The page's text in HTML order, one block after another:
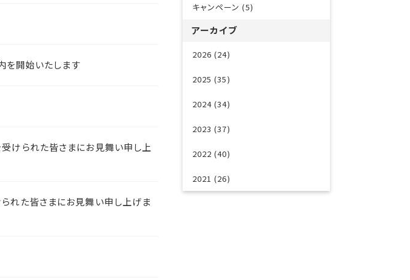
を開始いたします
けられた皆さまにお見舞い申し上
れた皆さまにお見舞い申し上げま
キャンペーン (5)
アーカイブ
2026 (24)
2025 (35)
2024 (34)
2023 (37)
2022 (40)
2021 (26)